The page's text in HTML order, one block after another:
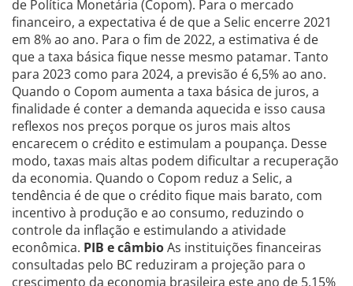
de Política Monetária (Copom). Para o mercado
financeiro, a expectativa é de que a Selic encerre 2021
em 8% ao ano. Para o fim de 2022, a estimativa é de
que a taxa básica fique nesse mesmo patamar. Tanto
para 2023 como para 2024, a previsão é 6,5% ao ano.
Quando o Copom aumenta a taxa básica de juros, a
finalidade é conter a demanda aquecida e isso causa
reflexos nos preços porque os juros mais altos
encarecem o crédito e estimulam a poupança. Desse
modo, taxas mais altas podem dificultar a recuperação
da economia. Quando o Copom reduz a Selic, a
tendência é de que o crédito fique mais barato, com
incentivo à produção e ao consumo, reduzindo o
controle da inflação e estimulando a atividade
econômica. PIB e câmbioAs instituições financeiras
consultadas pelo BC reduziram a projeção para o
crescimento da economia brasileira este ano de 5,15%